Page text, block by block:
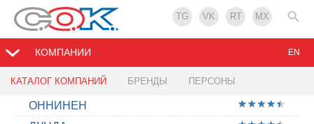
TG VK RT MX
КОМПАНИИ
КАТАЛОГ КОМПАНИЙ БРЕНДЫ ПЕРСОНЫ
EN
ОННИНЕН